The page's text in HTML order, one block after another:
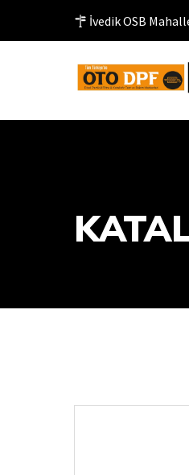
İvedik OSB